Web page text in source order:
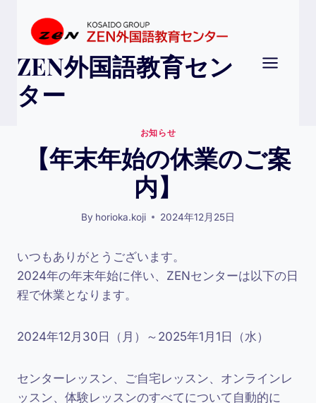
content
ZEN外国語教育セン
ター
お知らせ
【年末年始の休業のご案
内】
By horioka.koji 2024年12月25日
いつもありがとうございます。
2024年の年末年始に伴い、ZENセンターは以下の日
程で休業となります。
2024年12月30日（月）～2025年1月1日（水）
センターレッスン、ご自宅レッスン、オンラインレ
ッスン、体験レッスンのすべてについて自動的に